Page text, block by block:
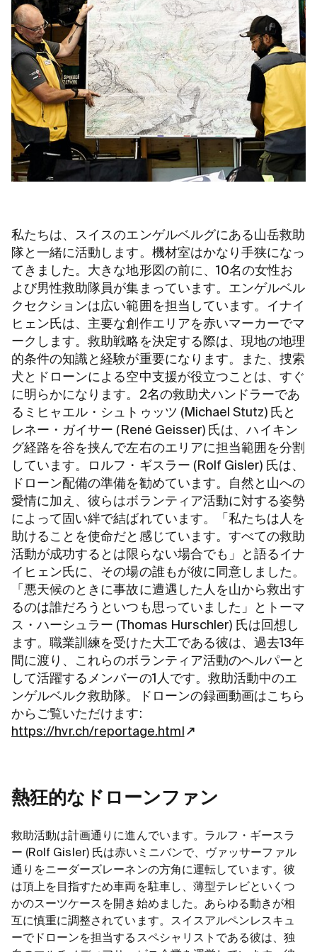
私たちは、スイスのエンゲルベルグにある山岳救助
隊と一緒に活動します。機材室はかなり手狭になっ
てきました。大きな地形図の前に、10名の女性お
よび男性救助隊員が集まっています。エンゲルベル
クセクションは広い範囲を担当しています。イナイ
ヒェン氏は、主要な創作エリアを赤いマーカーでマ
ークします。救助戦略を決定する際は、現地の地理
的条件の知識と経験が重要になります。また、捜索
犬とドローンによる空中支援が役立つことは、すぐ
に明らかになります。2名の救助犬ハンドラーであ
るミヒャエル・シュトゥッツ (Michael Stutz) 氏と
レネー・ガイサー (René Geisser) 氏は、ハイキン
グ経路を谷を挟んで左右のエリアに担当範囲を分割
しています。ロルフ・ギスラー (Rolf Gisler) 氏は、
ドローン配備の準備を勧めています。自然と山への
愛情に加え、彼らはボランティア活動に対する姿勢
によって固い絆で結ばれています。「私たちは人を
助けることを使命だと感じています。すべての救助
活動が成功するとは限らない場合でも」と語るイナ
イヒェン氏に、その場の誰もが彼に同意しました。
「悪天候のときに事故に遭遇した人を山から救出す
るのは誰だろうといつも思っていました」とトーマ
ス・ハーシュラー (Thomas Hurschler) 氏は回想し
ます。職業訓練を受けた大工である彼は、過去13年
間に渡り、これらのボランティア活動のヘルパーと
して活躍するメンバーの1人です。救助活動中のエ
ンゲルベルク救助隊。ドローンの録画動画はこちら
からご覧いただけます:
https://hvr.ch/reportage.html
熱狂的なドローンファン
救助活動は計画通りに進んでいます。ラルフ・ギースラ
ー (Rolf Gisler) 氏は赤いミニバンで、ヴァッサーファル
通りをニーダーズレーネンの方角に運転しています。彼
は頂上を目指すため車両を駐車し、薄型テレビといくつ
かのスーツケースを開き始めました。あらゆる動きが相
互に慎重に調整されています。スイスアルペンレスキュ
ーでドローンを担当するスペシャリストである彼は、独